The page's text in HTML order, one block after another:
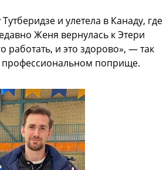
и улетела в Канаду, где
Женя вернулась к Этери
и это здорово», — так
профессиональном поприще.